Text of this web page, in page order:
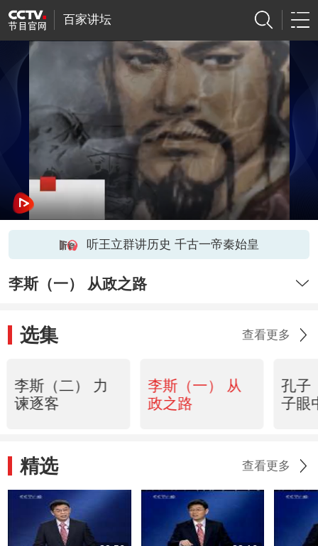
百家讲坛
听王立群讲历史 千古一帝秦始皇
李斯（一） 从政之路
选集 查看更多
李斯（二） 力
谏逐客
李斯（一） 从
政之路
孔子
子眼
精选 查看更多